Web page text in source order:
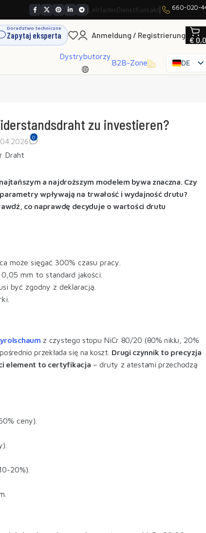
LeitfadenDienstKontakt 660-020-
Doradztwo techniczne
Zapytaj eksperta Anmeldung / Registrierung
€
Dystrybutorzy
B2B-Zone
DE
UK
RO
zu investieren?
0
a najdroższym modelem bywa znaczna. Czy
wpływają na trwałość i wydajność drutu?
co naprawdę decyduje o wartości drutu
może sięgać 300% czasu pracy.
mm to standard jakości.
być zgodny z deklaracją.
z czystego stopu NiCr 80/20 (80% niklu, 20%
przekłada się na koszt. Drugi czynnik to precyzja
element to certyfikacja – druty z atestami przechodzą
ceny).
20%).